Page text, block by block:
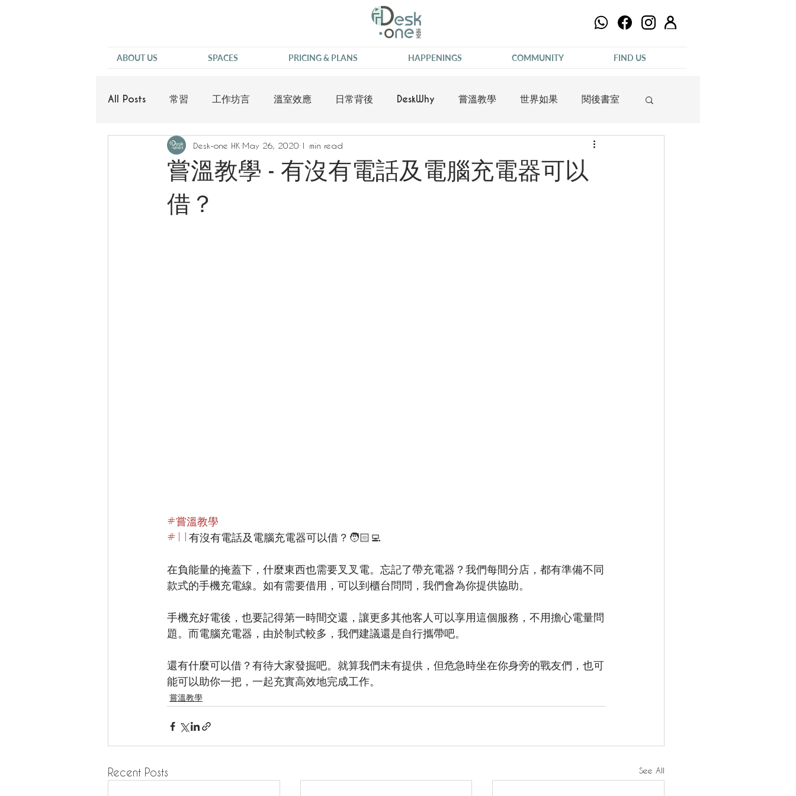
ABOUT US SPACES PRICING & PLANS HAPPENINGS COMMUNITY FIND US
All Posts 常習 工作坊言 溫室效應 日常背後 DeskWhy 嘗溫教學 世界如果 閱後書室
嘗溫教學 - 有沒有電話及電腦充電器可以
借？
Desk-one HK May 26, 2020 1 min read
#嘗溫教學
#11 有沒有電話及電腦充電器可以借？🧑🏻‍💻
在負能量的掩蓋下，什麼東西也需要叉叉電。忘記了帶充電器？我們每間分店，都有準備不同
款式的手機充電線。如有需要借用，可以到櫃台問問，我們會為你提供協助。
手機充好電後，也要記得第一時間交還，讓更多其他客人可以享用這個服務，不用擔心電量問
題。而電腦充電器，由於制式較多，我們建議還是自行攜帶吧。
還有什麼可以借？有待大家發掘吧。就算我們未有提供，但危急時坐在你身旁的戰友們，也可
能可以助你一把，一起充實高效地完成工作。
嘗溫教學
Recent Posts See All